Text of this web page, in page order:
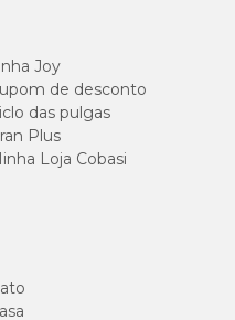
e externos em bovinos,
fazer uso do medicamento
colaterais?
considera cães ou
Joy
de desconto
das pulgas
Plus
Loja Cobasi